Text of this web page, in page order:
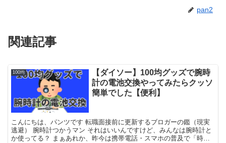
pan2
関連記事
100均
【ダイソー】100均グッズで腕時
計の電池交換やってみたらクッソ
簡単でした【便利】
こんにちは、パンツです 転職面接前に更新するブロガーの鑑（現実
逃避） 腕時計つかうマン それはいいんですけど、みんなは腕時計と
か使ってる？ まぁあれか、昨今は携帯電話・スマホの普及で「時間